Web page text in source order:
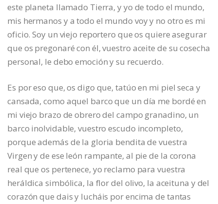
este planeta llamado Tierra, y yo de todo el mundo,
mis hermanos y a todo el mundo voy y no otro es mi
oficio. Soy un viejo reportero que os quiere asegurar
que os pregonaré con él, vuestro aceite de su cosecha
personal, le debo emoción y su recuerdo.
Es por eso que, os digo que, tatúo en mi piel seca y
cansada, como aquel barco que un día me bordé en
mi viejo brazo de obrero del campo granadino, un
barco inolvidable, vuestro escudo incompleto,
porque además de la gloria bendita de vuestra
Virgen y de ese león rampante, al pie de la corona
real que os pertenece, yo reclamo para vuestra
heráldica simbólica, la flor del olivo, la aceituna y del
corazón que dais y lucháis por encima de tantas